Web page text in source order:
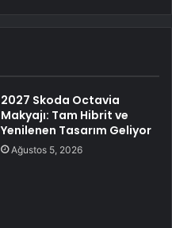
2027 Skoda Octavia
Makyajı: Tam Hibrit ve
Yenilenen Tasarım Geliyor
Ağustos 5, 2026